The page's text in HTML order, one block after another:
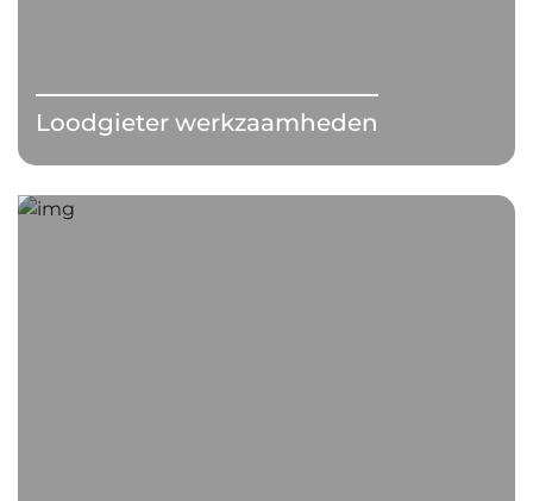
Loodgieter werkzaamheden